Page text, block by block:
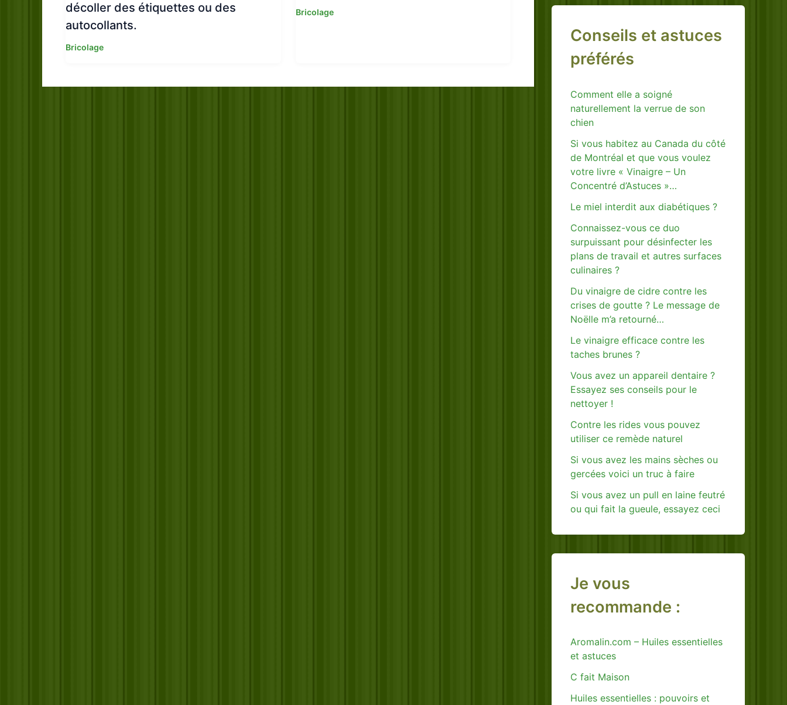
décoller des étiquettes ou des
autocollants.
Bricolage
Bricolage
Conseils et astuces
préférés
Comment elle a soigné
naturellement la verrue de son
chien
Si vous habitez au Canada du côté
de Montréal et que vous voulez
votre livre « Vinaigre – Un
Concentré d’Astuces »…
Le miel interdit aux diabétiques ?
Connaissez-vous ce duo
surpuissant pour désinfecter les
plans de travail et autres surfaces
culinaires ?
Du vinaigre de cidre contre les
crises de goutte ? Le message de
Noëlle m’a retourné…
Le vinaigre efficace contre les
taches brunes ?
Vous avez un appareil dentaire ?
Essayez ses conseils pour le
nettoyer !
Contre les rides vous pouvez
utiliser ce remède naturel
Si vous avez les mains sèches ou
gercées voici un truc à faire
Si vous avez un pull en laine feutré
ou qui fait la gueule, essayez ceci
Je vous
recommande :
Aromalin.com – Huiles essentielles
et astuces
C fait Maison
Huiles essentielles : pouvoirs et